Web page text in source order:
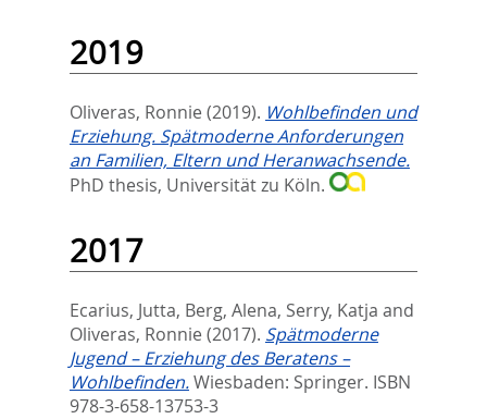
2019
Oliveras, Ronnie (2019). Wohlbefinden und
Erziehung. Spätmoderne Anforderungen
an Familien, Eltern und Heranwachsende.
PhD thesis, Universität zu Köln.
2017
Ecarius, Jutta, Berg, Alena, Serry, Katja and
Oliveras, Ronnie (2017). Spätmoderne
Jugend – Erziehung des Beratens –
Wohlbefinden.Wiesbaden: Springer. ISBN
978-3-658-13753-3